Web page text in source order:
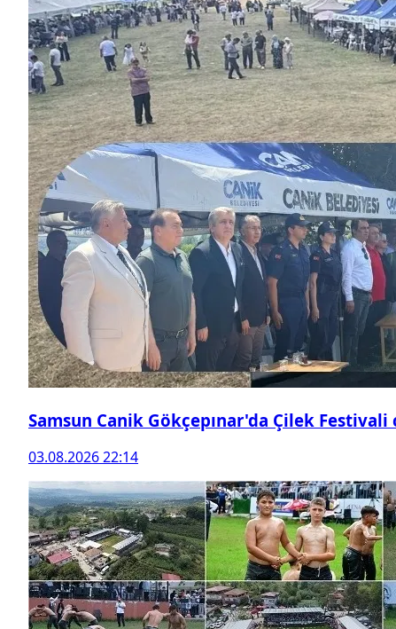
Samsun Canik Gökçepınar'da Çilek
03.08.2026 22:14